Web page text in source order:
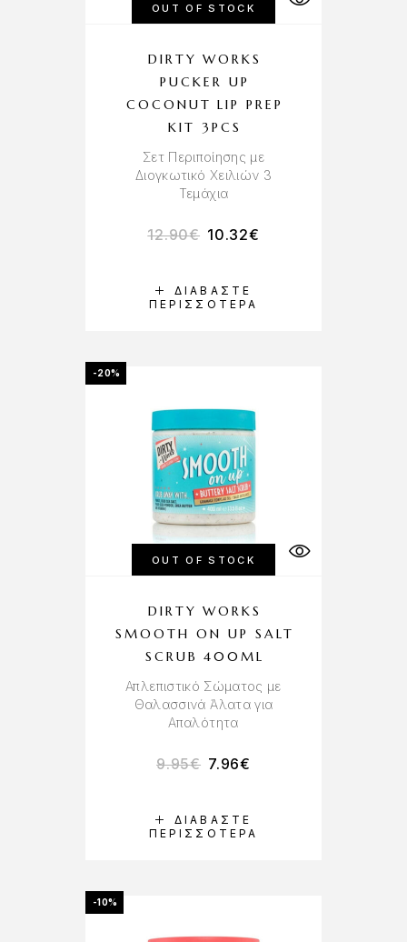
OUT OF STOCK
ΔΙΑΒΆΣΤΕ
ΠΕΡΙΣΣΌΤΕΡΑ
DIRTY WORKS
PUCKER UP
COCONUT LIP PREP
KIT 3PCS
Σετ Περιποίησης με
Διογκωτικό Χειλιών 3
Τεμάχια
12.90€ 10.32€
-20%
OUT OF STOCK
ΔΙΑΒΆΣΤΕ
ΠΕΡΙΣΣΌΤΕΡΑ
DIRTY WORKS
SMOOTH ON UP SALT
SCRUB 400ML
Απλεπιστικό Σώματος με
Θαλασσινά Άλατα για
Απαλότητα
9.95€ 7.96€
-10%